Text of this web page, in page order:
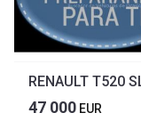
47 000 EUR